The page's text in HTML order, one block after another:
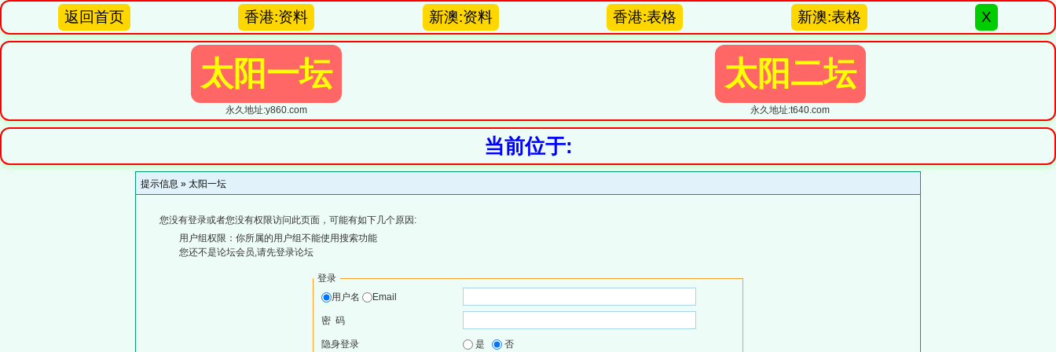
返回首页 香港:资料 新澳:资料 香港:表格 新澳:表格 X
太阳一坛
永久地址:y860.com
太阳二坛
永久地址:t640.com
当前位于:
提示信息 » 太阳一坛
您没有登录或者您没有权限访问此页面，可能有如下几个原因:
用户组权限：你所属的用户组不能使用搜索功能
您还不是论坛会员,请先登录论坛
登录
用户名
Email
密 码
隐身登录 是 否